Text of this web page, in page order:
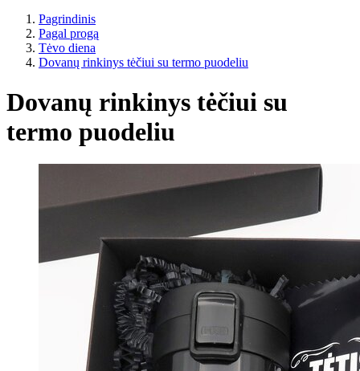
Pagrindinis
Pagal progą
Tėvo diena
Dovanų rinkinys tėčiui su termo puodeliu
Dovanų rinkinys tėčiui su
termo puodeliu